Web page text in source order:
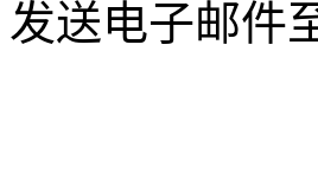
发送电子邮件